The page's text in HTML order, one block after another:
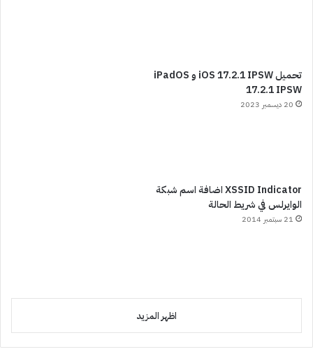
تحميل iOS 17.2.1 IPSW و iPadOS
17.2.1 IPSW
20 ديسمبر 2023
XSSID Indicator اضافة اسم شبكة
الوايرلس في شريط الحالة
21 سبتمبر 2014
اظهر المزيد